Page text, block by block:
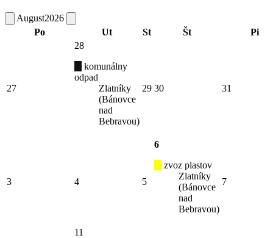
August2026
Po
Ut St Št Pi
27
28
komunálny
odpad
Zlatníky
(Bánovce
nad
Bebravou)
29 30 31
3 4 5
6
zvoz plastov
Zlatníky
(Bánovce
nad
Bebravou)
7
11